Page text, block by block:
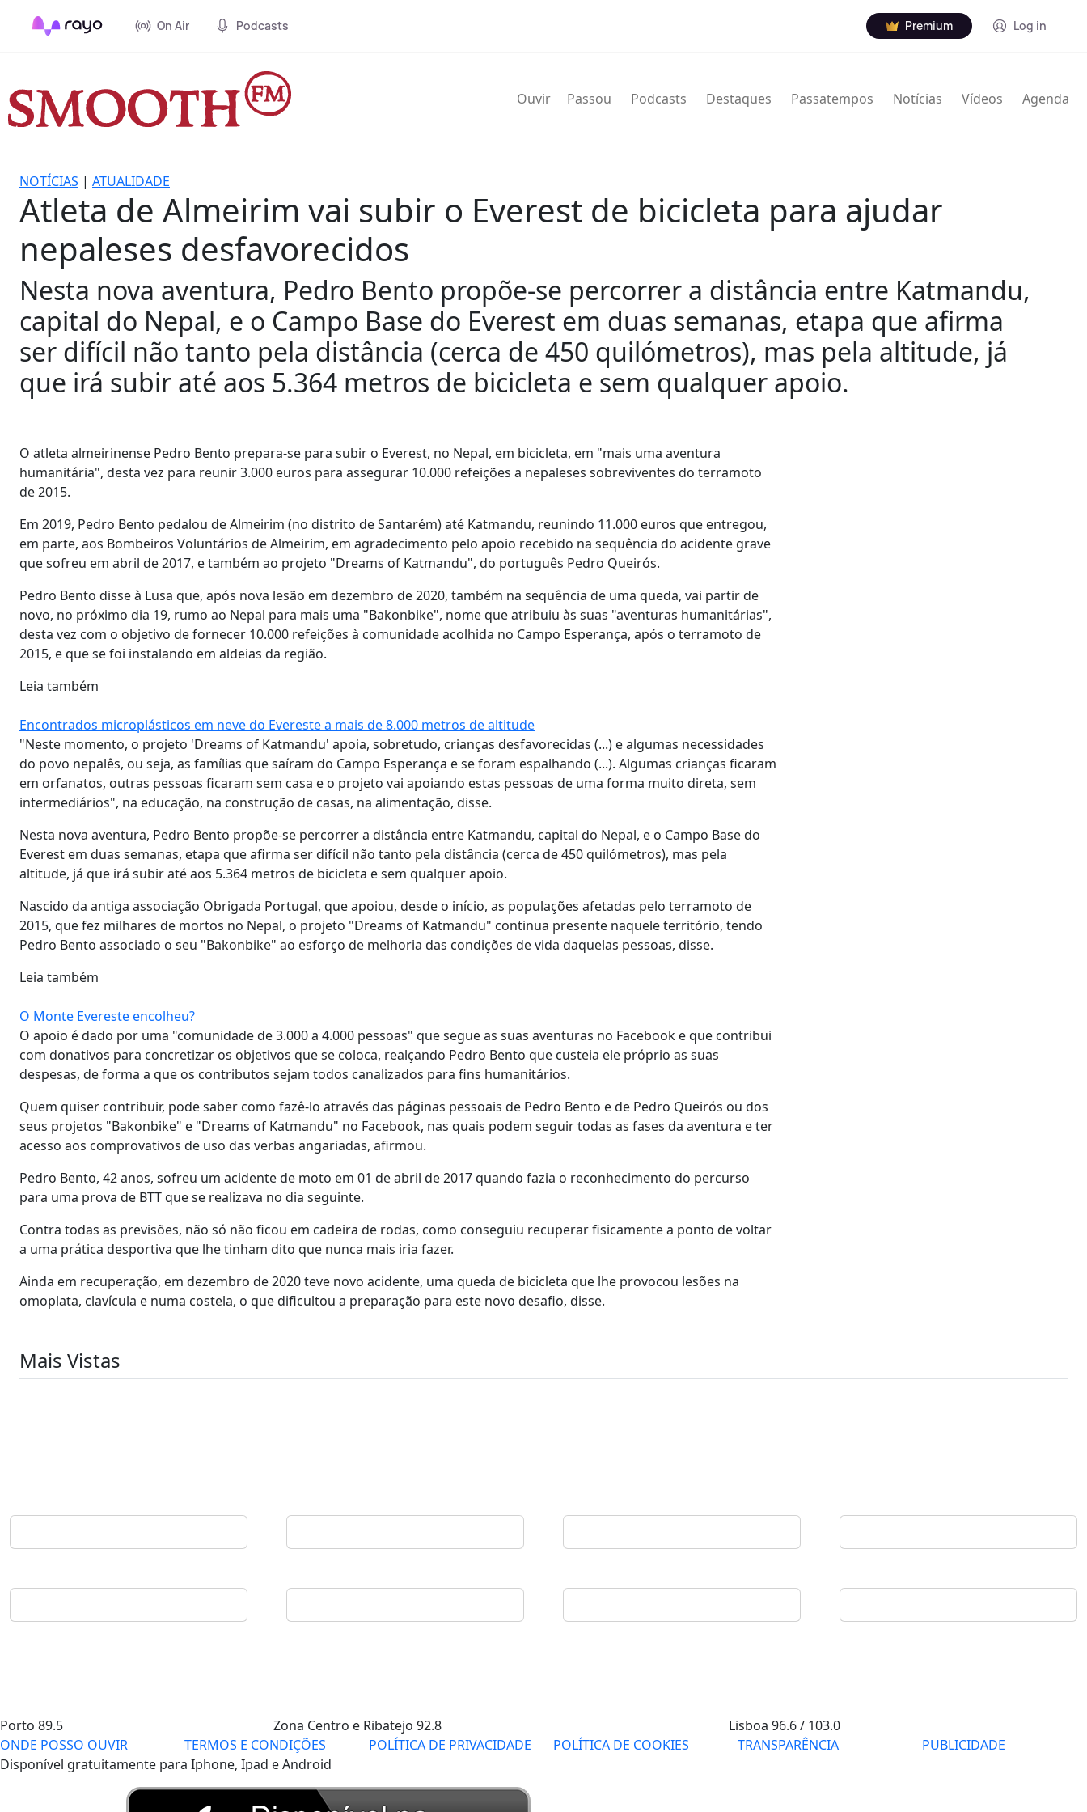
On Air Podcasts Premium Log in
Ouvir Passou Podcasts Destaques Passatempos Notícias Vídeos Agenda
NOTÍCIAS | ATUALIDADE
Atleta de Almeirim vai subir o Everest de bicicleta para ajudar
nepaleses desfavorecidos
Nesta nova aventura, Pedro Bento propõe-se percorrer a distância entre Katmandu,
capital do Nepal, e o Campo Base do Everest em duas semanas, etapa que afirma
ser difícil não tanto pela distância (cerca de 450 quilómetros), mas pela altitude, já
que irá subir até aos 5.364 metros de bicicleta e sem qualquer apoio.
O atleta almeirinense Pedro Bento prepara-se para subir o Everest, no Nepal, em bicicleta, em "mais uma aventura
humanitária", desta vez para reunir 3.000 euros para assegurar 10.000 refeições a nepaleses sobreviventes do terramoto
de 2015.
Em 2019, Pedro Bento pedalou de Almeirim (no distrito de Santarém) até Katmandu, reunindo 11.000 euros que entregou,
em parte, aos Bombeiros Voluntários de Almeirim, em agradecimento pelo apoio recebido na sequência do acidente grave
que sofreu em abril de 2017, e também ao projeto "Dreams of Katmandu", do português Pedro Queirós.
Pedro Bento disse à Lusa que, após nova lesão em dezembro de 2020, também na sequência de uma queda, vai partir de
novo, no próximo dia 19, rumo ao Nepal para mais uma "Bakonbike", nome que atribuiu às suas "aventuras humanitárias",
desta vez com o objetivo de fornecer 10.000 refeições à comunidade acolhida no Campo Esperança, após o terramoto de
2015, e que se foi instalando em aldeias da região.
Leia também
Encontrados microplásticos em neve do Evereste a mais de 8.000 metros de altitude
"Neste momento, o projeto 'Dreams of Katmandu' apoia, sobretudo, crianças desfavorecidas (...) e algumas necessidades
do povo nepalês, ou seja, as famílias que saíram do Campo Esperança e se foram espalhando (...). Algumas crianças ficaram
em orfanatos, outras pessoas ficaram sem casa e o projeto vai apoiando estas pessoas de uma forma muito direta, sem
intermediários", na educação, na construção de casas, na alimentação, disse.
Nesta nova aventura, Pedro Bento propõe-se percorrer a distância entre Katmandu, capital do Nepal, e o Campo Base do
Everest em duas semanas, etapa que afirma ser difícil não tanto pela distância (cerca de 450 quilómetros), mas pela
altitude, já que irá subir até aos 5.364 metros de bicicleta e sem qualquer apoio.
Nascido da antiga associação Obrigada Portugal, que apoiou, desde o início, as populações afetadas pelo terramoto de
2015, que fez milhares de mortos no Nepal, o projeto "Dreams of Katmandu" continua presente naquele território, tendo
Pedro Bento associado o seu "Bakonbike" ao esforço de melhoria das condições de vida daquelas pessoas, disse.
Leia também
O Monte Evereste encolheu?
O apoio é dado por uma "comunidade de 3.000 a 4.000 pessoas" que segue as suas aventuras no Facebook e que contribui
com donativos para concretizar os objetivos que se coloca, realçando Pedro Bento que custeia ele próprio as suas
despesas, de forma a que os contributos sejam todos canalizados para fins humanitários.
Quem quiser contribuir, pode saber como fazê-lo através das páginas pessoais de Pedro Bento e de Pedro Queirós ou dos
seus projetos "Bakonbike" e "Dreams of Katmandu" no Facebook, nas quais podem seguir todas as fases da aventura e ter
acesso aos comprovativos de uso das verbas angariadas, afirmou.
Pedro Bento, 42 anos, sofreu um acidente de moto em 01 de abril de 2017 quando fazia o reconhecimento do percurso
para uma prova de BTT que se realizava no dia seguinte.
Contra todas as previsões, não só não ficou em cadeira de rodas, como conseguiu recuperar fisicamente a ponto de voltar
a uma prática desportiva que lhe tinham dito que nunca mais iria fazer.
Ainda em recuperação, em dezembro de 2020 teve novo acidente, uma queda de bicicleta que lhe provocou lesões na
omoplata, clavícula e numa costela, o que dificultou a preparação para este novo desafio, disse.
Mais Vistas
Porto 89.5 Zona Centro e Ribatejo 92.8 Lisboa96.6 / 103.0
ONDE POSSO OUVIR
TERMOS E CONDIÇÕES POLÍTICA DE PRIVACIDADE POLÍTICA DE COOKIES TRANSPARÊNCIA
PUBLICIDADE
Disponível gratuitamente para Iphone, Ipad e Android